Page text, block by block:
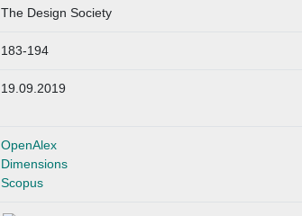
The Design Society
183-194
19.09.2019
OpenAlex
Dimensions
Scopus